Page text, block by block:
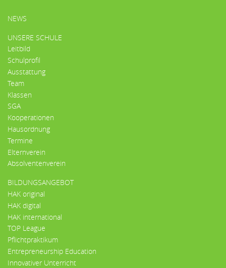
HAUPTMENÜ
NEWS
UNSERE SCHULE
Leitbild
Schulprofil
Ausstattung
Team
Klassen
SGA
Kooperationen
Hausordnung
Termine
Elternverein
Absolventenverein
BILDUNGSANGEBOT
HAK original
HAK digital
HAK international
TOP League
Pflichtpraktikum
Entrepreneurship Education
Innovativer Unterricht